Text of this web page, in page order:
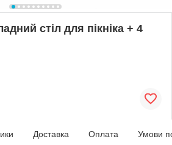
стіл для пікніка + 4
Доставка Оплата Умови